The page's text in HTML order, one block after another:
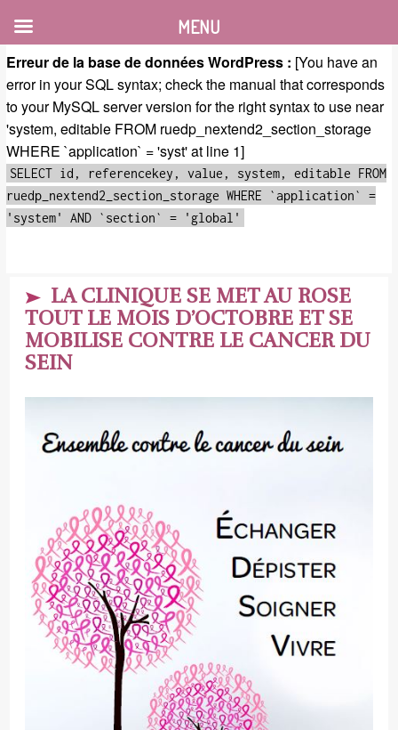
Erreur de la base de données WordPress : [You have an
error in your SQL syntax; check the manual that corresponds
to your MySQL server version for the right syntax to use near
'system, editable FROM ruedp_nextend2_section_storage
WHERE `application` = 'syst' at line 1]
SELECT id, referencekey, value, system, editable FROM
ruedp_nextend2_section_storage WHERE `application` =
'system' AND `section` = 'global'
LA CLINIQUE SE MET AU ROSE
TOUT LE MOIS D’OCTOBRE ET SE
MOBILISE CONTRE LE CANCER DU
SEIN
MENU